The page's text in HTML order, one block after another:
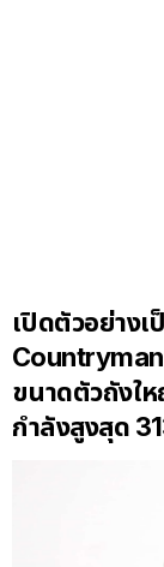
เปิดตัวอย่าง
ขนาดตัวถังใ
กำลังสูงสุด